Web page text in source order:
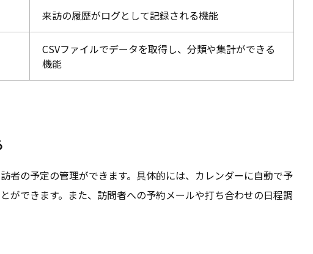
来訪の履歴がログとして記録される機能
CSVファイルでデータを取得し、分類や集計ができる
機能
者の予定の管理ができます。具体的には、カレンダーに自動で予
ができます。また、訪問者への予約メールや打ち合わせの日程調